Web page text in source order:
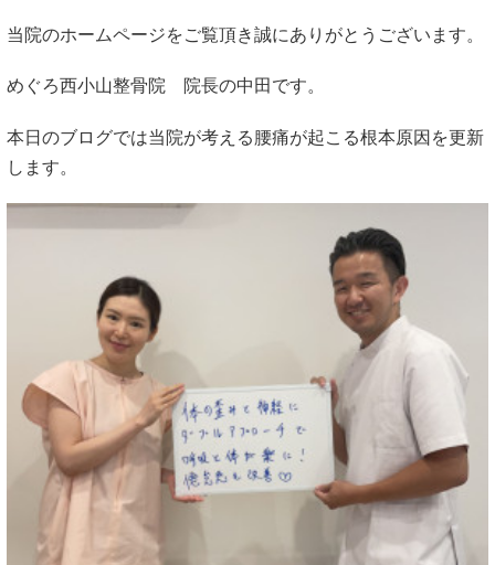
当院のホームページをご覧頂き誠にありがとうございます。
めぐろ西小山整骨院 院長の中田です。
本日のブログでは当院が考える腰痛が起こる根本原因を更新
します。